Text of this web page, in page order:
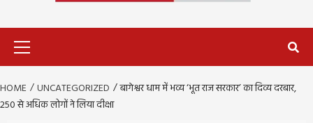
HOME UNCATEGORIZED
बागेश्वर धाम में भव्य ‘भूत राज सरकार’ का दिव्य दरबार,
250 से अधिक लोगों ने लिया दीक्षा